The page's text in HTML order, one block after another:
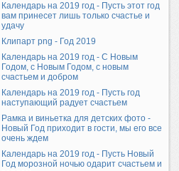
Календарь на 2019 год - Пусть этот год
вам принесет лишь только счастье и
удачу
Клипарт png - Год 2019
Календарь на 2019 год - С Новым
Годом, с Новым Годом, с новым
счастьем и добром
Календарь на 2019 год - Пусть год
наступающий радует счастьем
Рамка и виньетка для детских фото -
Новый Год приходит в гости, мы его все
очень ждем
Календарь на 2019 год - Пусть Новый
Год морозной ночью одарит счастьем и